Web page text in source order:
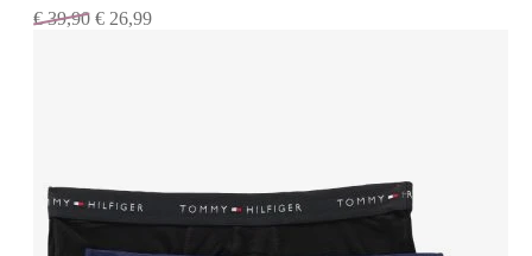
€39,90 € 26,99